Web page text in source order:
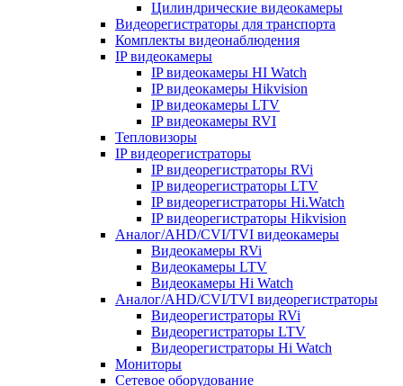
Цилиндрические видеокамеры
Видеорегистраторы для транспорта
Комплекты видеонаблюдения
IP видеокамеры
IP видеокамеры HI Watch
IP видеокамеры Hikvision
IP видеокамеры LTV
IP видеокамеры RVI
Тепловизоры
IP видеорегистраторы
IP видеорегистраторы RVi
IP видеорегистраторы LTV
IP видеорегистраторы Hi.Watch
IP видеорегистраторы Hikvision
Аналог/AHD/CVI/TVI видеокамеры
Видеокамеры RVi
Видеокамеры LTV
Видеокамеры Hi Watch
Аналог/AHD/CVI/TVI видеорегистраторы
Видеорегистраторы RVi
Видеорегистраторы LTV
Видеорегистраторы Hi Watch
Мониторы
Сетевое оборудование